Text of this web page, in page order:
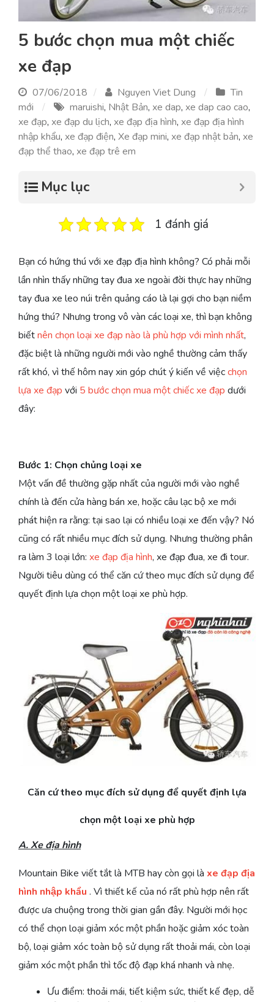
5 bước chọn mua một chiếc
xe đạp
07/06/2018 Nguyen Viet Dung
Tin
mới
maruishi, Nhật Bản, xe dap, xe dap cao cao,
xe đạp, xe đạp du lịch, xe đạp địa hình, xe đạp địa hình
nhập khẩu, xe đạp điện, Xe đạp mini, xe đạp nhật bản, xe
đạp thể thao, xe đạp trê em
Mục lục
1 đánh giá
Bạn có hứng thú với xe đạp địa hình không? Có phải mỗi
lần nhìn thấy những tay đua xe ngoài đời thực hay những
tay đua xe leo núi trên quảng cáo là lại gợi cho bạn niềm
hứng thú? Nhưng trong vô vàn các loại xe, thì bạn không
biếtnên chọn loại xe đạp nào là phù hợp với mình nhất,
đặc biệt là những người mới vào nghề thường cảm thấy
rất khó, vì thế hôm nay xin góp chút ý kiến về việcchọn
lựa xe đạp với 5 bước chọn mua một chiếc xe đạp dưới
đây:
Bước 1: Chọn chủng loại xe
Một vấn đề thường gặp nhất của người mới vào nghề
chính là đến cửa hàng bán xe, hoặc câu lạc bộ xe mới
phát hiện ra rằng: tại sao lại có nhiều loại xe đến vậy? Nó
cũng có rất nhiều mục đích sử dụng. Nhưng thường phân
ra làm 3 loại lớn: xe đạp địa hình, xe đạp đua, xe đi tour.
Người tiêu dùng có thể căn cứ theo mục đích sử dụng để
quyết định lựa chọn một loại xe phù hợp.
Căn cứ theo mục đích sử dụng để quyết định lựa
chọn một loại xe phù hợp
A. Xe địa hình
Mountain Bike viết tắt là MTB hay còn gọi là xe đạp địa
hình nhập khẩu . Vì thiết kế của nó rất phù hợp nên rất
được ưa chuộng trong thời gian gần đây. Người mới học
có thể chọn loại giảm xóc một phần hoặc giảm xóc toàn
bộ, loại giảm xóc toàn bộ sử dụng rất thoải mái, còn loại
giảm xóc một phần thì tốc độ đạp khá nhanh và nhẹ.
Ưu điểm: thoải mái, tiết kiệm sức, thiết kế đẹp, dễ